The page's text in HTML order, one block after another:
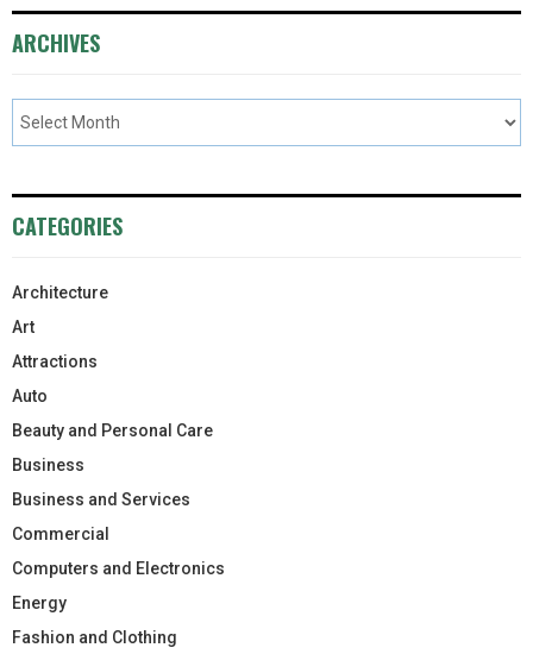
ARCHIVES
CATEGORIES
Architecture
Art
Attractions
Auto
Beauty and Personal Care
Business
Business and Services
Commercial
Computers and Electronics
Energy
Fashion and Clothing